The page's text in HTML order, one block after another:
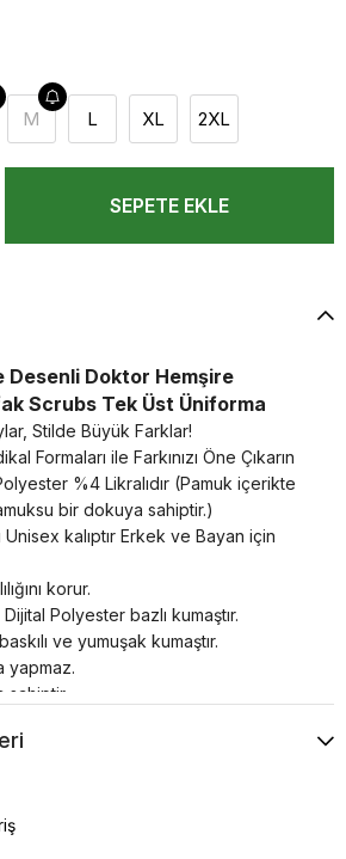
M L XL 2XL
Desenli Doktor Hemşire
Scrubs Tek Üst Üniforma
Stilde Büyük Farklar!
Formaları ile Farkınızı Öne Çıkarın
%4 Likralıdır (Pamuk içerikte
bir dokuya sahiptir.)
kalıptır Erkek ve Bayan için
korur.
Polyester bazlı kumaştır.
ve yumuşak kumaştır.
yapmaz.
sahiptir.